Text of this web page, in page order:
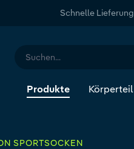
Schnelle Lieferung
Produkte Körperteil
SPORTSOCKEN